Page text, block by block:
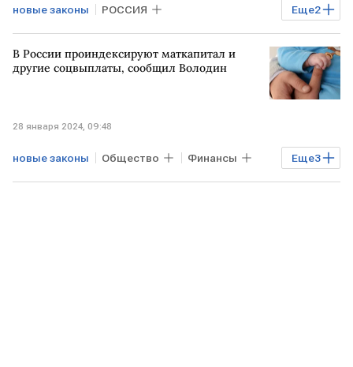
Еще2
новые законы РОССИЯ
Вячеслав Володин законодательство
В России проиндексируют маткапитал и
другие соцвыплаты, сообщил Володин
28 января 2024, 09:48
Еще3
новые законы Общество Финансы
Экономика РОССИЯ